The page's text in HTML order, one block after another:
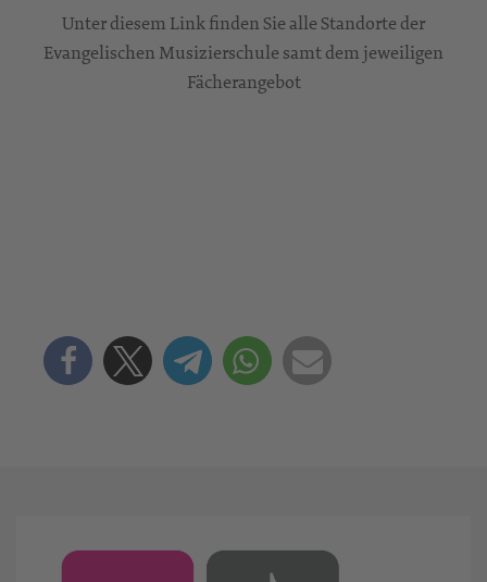
Unter diesem Link finden Sie alle Standorte der
Evangelischen Musizierschule samt dem jeweiligen
Fächerangebot